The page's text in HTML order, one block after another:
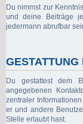
Du nimmst zur
und deine Beiträge
jedermann abrufbar
Du gestattest dem
angegebenen
zentraler
er und andere
Stelle erlaubt hast.